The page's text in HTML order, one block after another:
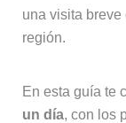
una visita
región.
En esta guía te
un día, con los